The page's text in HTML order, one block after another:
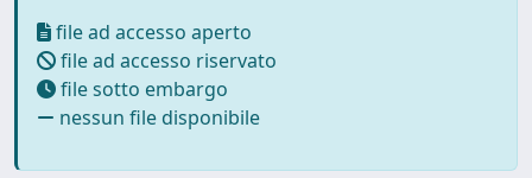
file ad accesso aperto
file ad accesso riservato
file sotto embargo
nessun file disponibile